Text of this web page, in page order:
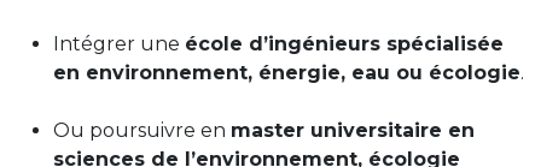
Intégrer une école d’ingénieurs spécialisée
en environnement, énergie, eau ou écologie.
Ou poursuivre en master universitaire en
sciences de l’environnement, écologie